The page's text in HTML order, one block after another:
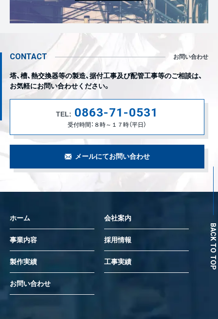
CONTACT お問い合わせ
塔、槽、熱交換器等の製造、据付工事及び配管工事等のご相談は、
お気軽にお問い合わせください。
TEL: 0863-71-0531
受付時間：８時～１７時（平日）
メールにてお問い合わせ
BACK TO TOP
ホーム 会社案内
事業内容 採用情報
製作実績 工事実績
お問い合わせ